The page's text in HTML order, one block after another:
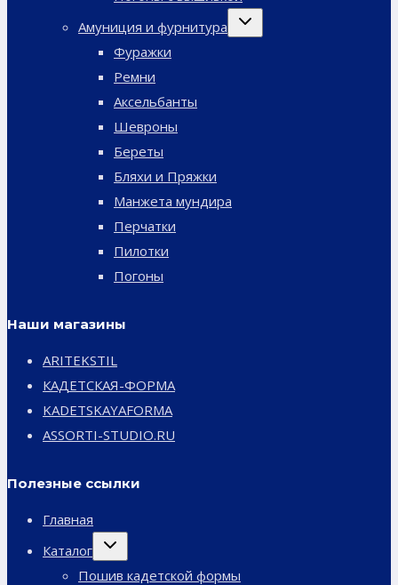
Амуниция и фурнитура
Переключить
дочернее
Фуражки
Ремни
Аксельбанты
Шевроны
Береты
Бляхи и Пряжки
Манжета мундира
Перчатки
Пилотки
Погоны
Наши магазины
ARITEKSTIL
КАДЕТСКАЯ-ФОРМА
KADETSKAYAFORMA
ASSORTI-STUDIO.RU
Полезные ссылки
Главная
Каталог
Переключить
дочернее
Пошив кадетской формы